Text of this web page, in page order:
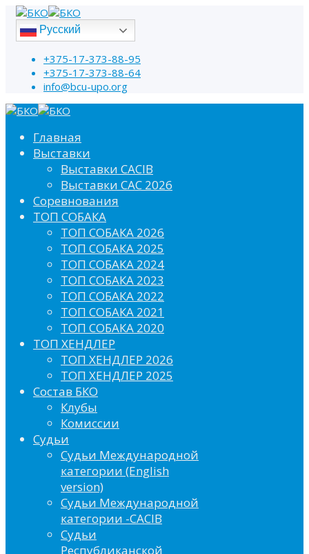
Русский
+375-17-373-88-95
+375-17-373-88-64
info@bcu-upo.org
Главная
Выставки
Выставки CACIB
Выставки САС 2026
Соревнования
ТОП СОБАКА
ТОП СОБАКА 2026
ТОП СОБАКА 2025
ТОП СОБАКА 2024
ТОП СОБАКА 2023
ТОП СОБАКА 2022
ТОП СОБАКА 2021
ТОП СОБАКА 2020
ТОП ХЕНДЛЕР
ТОП ХЕНДЛЕР 2026
ТОП ХЕНДЛЕР 2025
Состав БКО
Клубы
Комиссии
Судьи
Судьи Международной
категории (English
version)
Судьи Международной
категории -CACIB
Судьи
Республиканской